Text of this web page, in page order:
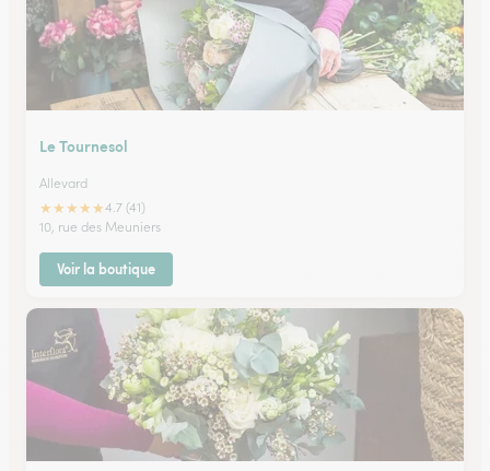
Le Tournesol
Allevard
★★★★★4.7 (41)
10, rue des Meuniers
Voir la boutique